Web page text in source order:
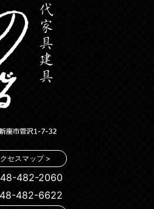
セスマップ >
482-2060
482-6622